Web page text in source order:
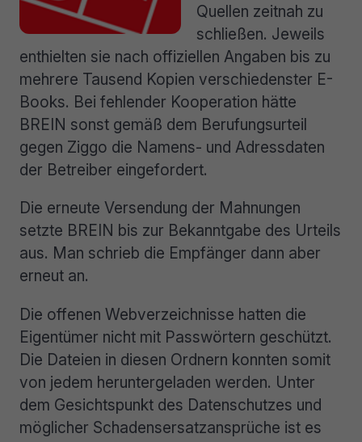
Quellen zeitnah zu
schließen. Jeweils
enthielten sie nach offiziellen Angaben bis zu
mehrere Tausend Kopien verschiedenster E-
Books. Bei fehlender Kooperation hätte
BREIN sonst gemäß dem Berufungsurteil
gegen Ziggo die Namens- und Adressdaten
der Betreiber eingefordert.
Die erneute Versendung der Mahnungen
setzte BREIN bis zur Bekanntgabe des Urteils
aus. Man schrieb die Empfänger dann aber
erneut an.
Die offenen Webverzeichnisse hatten die
Eigentümer nicht mit Passwörtern geschützt.
Die Dateien in diesen Ordnern konnten somit
von jedem heruntergeladen werden. Unter
dem Gesichtspunkt des Datenschutzes und
möglicher Schadensersatzansprüche ist es